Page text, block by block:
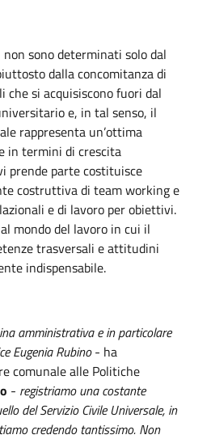
sono determinati solo dal
dalla concomitanza di
che si acquisiscono fuori dal
e, in tal senso, il
rappresenta un’ottima
in termini di crescita
prende parte costituisce
costruttiva di team working e
e di lavoro per obiettivi.
mondo del lavoro in cui il
trasversali e attitudini
indispensabile.
amministrativa e in particolare
Eugenia Rubino- ha
comunale alle Politiche
- registriamo una costante
del Servizio Civile Universale, in
credendo tantissimo. Non